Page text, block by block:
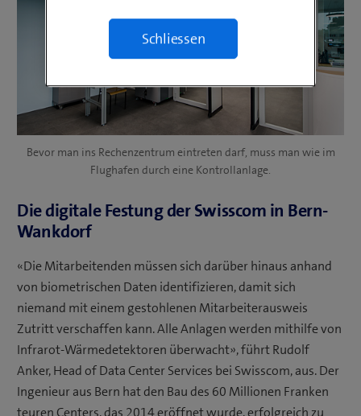
Bevor man ins Rechenzentrum eintreten darf, muss man wie im
Flughafen durch eine Kontrollanlage.
Die digitale Festung der Swisscom in Bern-
Wankdorf
«Die Mitarbeitenden müssen sich darüber hinaus anhand
von biometrischen Daten identifizieren, damit sich
niemand mit einem gestohlenen Mitarbeiterausweis
Zutritt verschaffen kann. Alle Anlagen werden mithilfe von
Infrarot-Wärmedetektoren überwacht», führt Rudolf
Anker, Head of Data Center Services bei Swisscom, aus. Der
Ingenieur aus Bern hat den Bau des 60 Millionen Franken
teuren Centers, das 2014 eröffnet wurde, erfolgreich zu
Schliessen